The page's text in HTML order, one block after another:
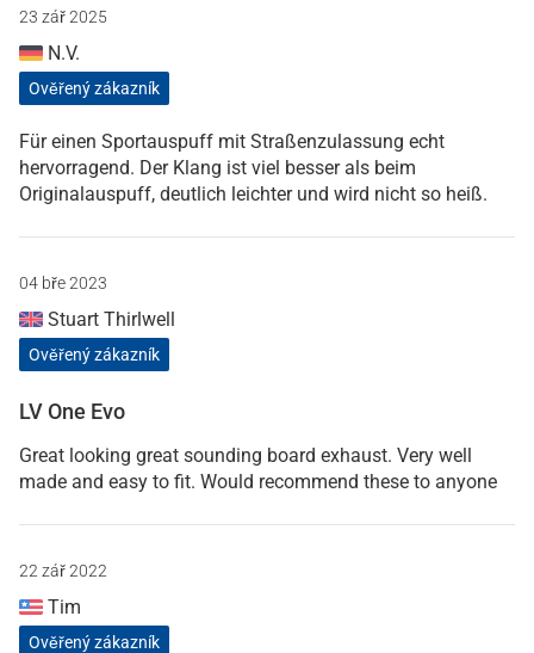
23 zář 2025
N.V.
Ověřený zákazník
Für einen Sportauspuff mit Straßenzulassung echt
hervorragend. Der Klang ist viel besser als beim
Originalauspuff, deutlich leichter und wird nicht so heiß.
04 bře 2023
Stuart Thirlwell
Ověřený zákazník
LV One Evo
Great looking great sounding board exhaust. Very well
made and easy to fit. Would recommend these to anyone
22 zář 2022
Tim
Ověřený zákazník